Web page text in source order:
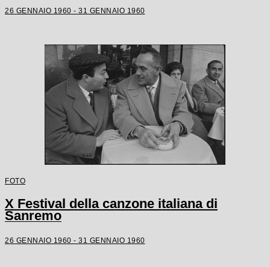
26 GENNAIO 1960 - 31 GENNAIO 1960
FOTO
X Festival della canzone italiana di
Sanremo
26 GENNAIO 1960 - 31 GENNAIO 1960